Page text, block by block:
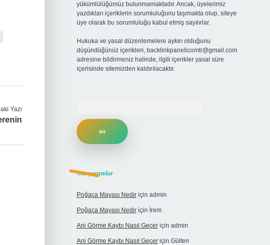
Yazı
yükümlülüğümüz bulunmamaktadır. Ancak, üyelerimiz
yazdıkları içeriklerin sorumluluğunu taşımakta olup, siteye
üye olarak bu sorumluluğu kabul etmiş sayılırlar.
Hukuka ve yasal düzenlemelere aykırı olduğunu
düşündüğünüz içerikleri, backlinkpanelicomtr@gmail.com
adresine bildirmeniz halinde, ilgili içerikler yasal süre
içerisinde sitemizden kaldırılacaktır.
Son yorumlar
Poğaça Mayası Nediriçin admin
Poğaça Mayası Nediriçin İrem
Ani Görme Kaybı Nasıl Geçeriçin admin
Ani Görme Kaybı Nasıl Geçeriçin Gülten